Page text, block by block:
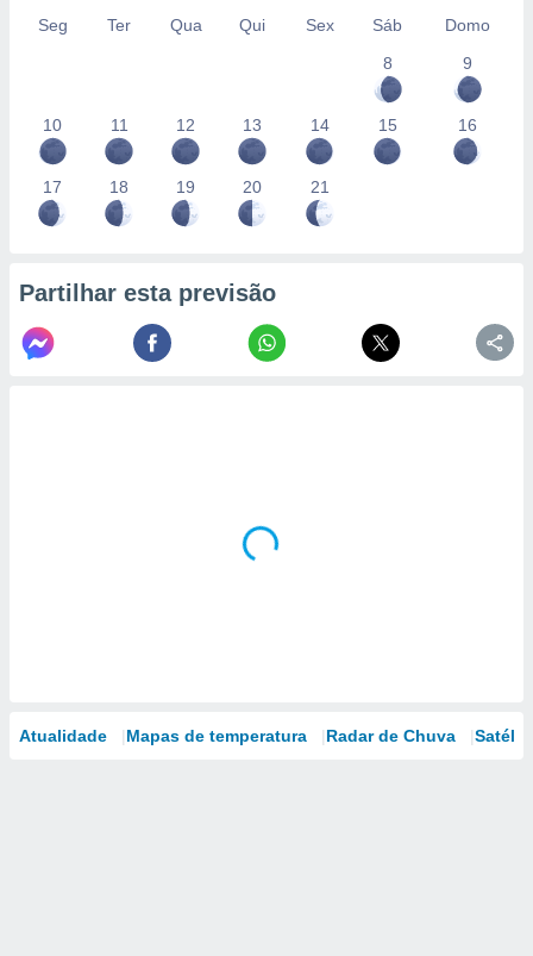
Seg Ter Qua Qui Sex Sáb
Domo
8
9
10 11 12 13 14 15 16
17 18 19 20 21
Partilhar esta previsão
Atualidade Mapas de temperatura Radar de Chuva